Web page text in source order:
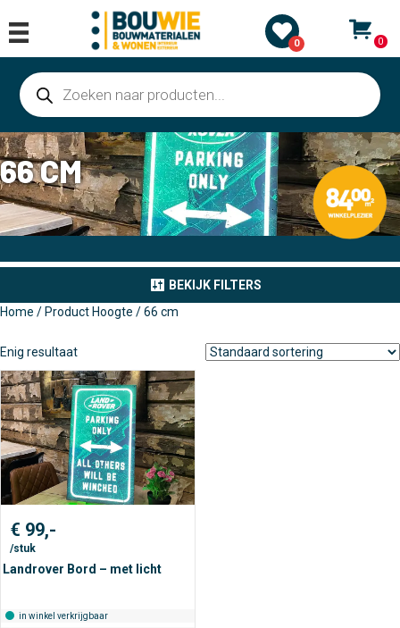
0 0
Producten
zoeken
66 CM
BEKIJK FILTERS
Home / Product Hoogte / 66 cm
Enig resultaat
€ 99,-
/stuk
Landrover Bord – met licht
in winkel verkrijgbaar